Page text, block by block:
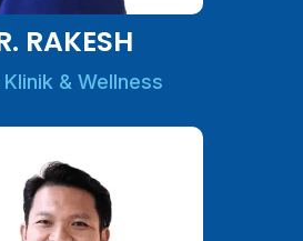
RAKESH
& Wellness